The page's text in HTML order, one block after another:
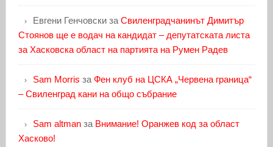
Евгени Генчовскиза Свиленградчанинът Димитър
Стоянов ще е водач на кандидат – депутатската листа
за Хасковска област на партията на Румен Радев
Sam Morris за Фен клуб на ЦСКА „Червена граница“
– Свиленград кани на общо събрание
Sam altmanза Внимание! Оранжев код за област
Хасково!